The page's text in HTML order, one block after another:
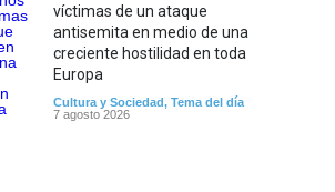
víctimas de un ataque
antisemita en medio de una
creciente hostilidad en toda
Europa
Cultura y Sociedad, Tema del día
7 agosto 2026